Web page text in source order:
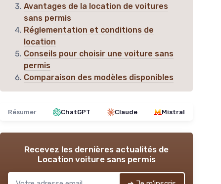
Avantages de la location de voitures
sans permis
Réglementation et conditions de
location
Conseils pour choisir une voiture sans
permis
Comparaison des modèles disponibles
Résumer ChatGPT Claude Mistral
Recevez les dernières actualités de
Location voiture sans permis